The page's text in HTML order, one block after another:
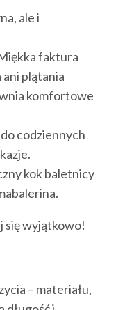
ale i
faktura
plątania
komfortowe
codziennych
kok baletnicy
się wyjątkowo!
– materiału,